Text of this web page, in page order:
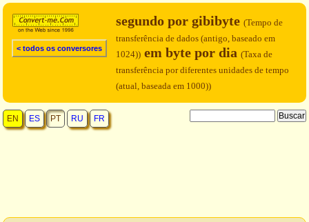
< todos os conversores
segundo por gibibyte (Tempo de
transferência de dados (antigo, baseado em
1024)) em byte por dia (Taxa de
transferência por diferentes unidades de tempo
(atual, baseada em 1000))
EN ES PT RU FR